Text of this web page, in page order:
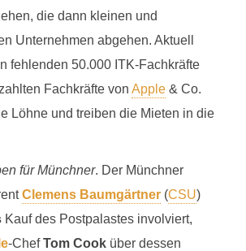
die dann kleinen und
Unternehmen abgehen. Aktuell
fehlenden 50.000 ITK-Fachkräfte
Fachkräfte von Apple& Co.
Löhne und treiben die Mieten in die
für Münchner. Der Münchner
Clemens Baumgärtner(CSU)
Kauf des Postpalastes involviert,
-ChefTom Cooküber dessen